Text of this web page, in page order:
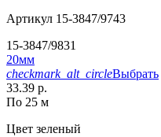
Артикул 15-3847/9743
15-3847/9831
20мм
checkmark_alt_circleВыбрать
33.39 р.
По 25 м
Цвет зеленый